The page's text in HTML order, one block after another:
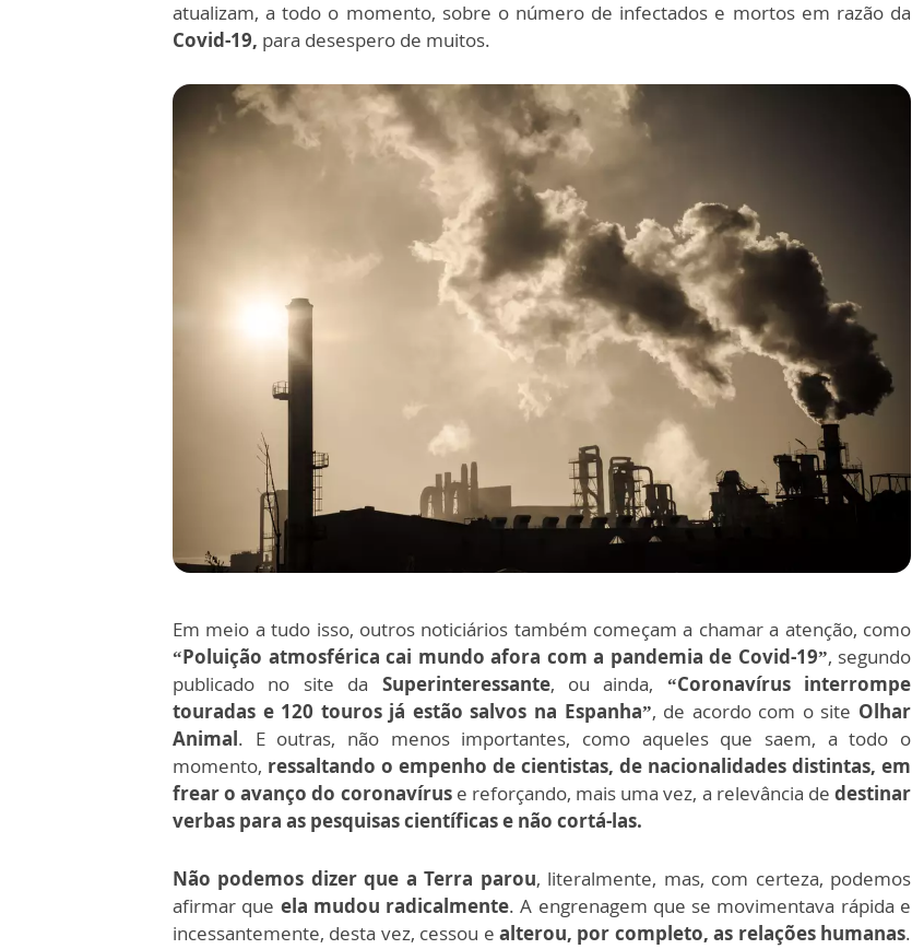
atualizam, a todo o momento, sobre o número de infectados e mortos em razão da
Covid-19, para desespero de muitos.
Em meio a tudo isso, outros noticiários também começam a chamar a atenção, como
“Poluição atmosférica cai mundo afora com a pandemia de Covid-19”, segundo
publicado no site da Superinteressante, ou ainda, “Coronavírus interrompe
touradas e 120 touros já estão salvos na Espanha”, de acordo com o site Olhar
Animal. E outras, não menos importantes, como aqueles que saem, a todo o
momento, ressaltando o empenho de cientistas, de nacionalidades distintas, em
frear o avanço do coronavíruse reforçando, mais uma vez, a relevância dedestinar
verbas para as pesquisas científicas e não cortá-las.
Não podemos dizer que a Terra parou, literalmente, mas, com certeza, podemos
afirmar que ela mudou radicalmente. A engrenagem que se movimentava rápida e
incessantemente, desta vez, cessou e alterou, por completo, as relações humanas.